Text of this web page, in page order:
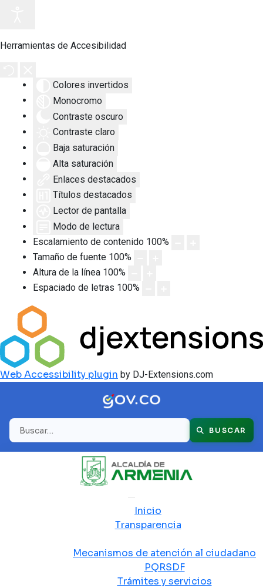
Herramientas de Accesibilidad
Colores invertidos
Monocromo
Contraste oscuro
Contraste claro
Baja saturación
Alta saturación
Enlaces destacados
Títulos destacados
Lector de pantalla
Modo de lectura
Escalamiento de contenido 100%
Tamaño de fuente 100%
Altura de la línea 100%
Espaciado de letras 100%
Web Accessibility plugin by DJ-Extensions.com
Buscar BUSCAR
Inicio
Transparencia
Mecanismos de atención al ciudadano
PQRSDF
Trámites y servicios